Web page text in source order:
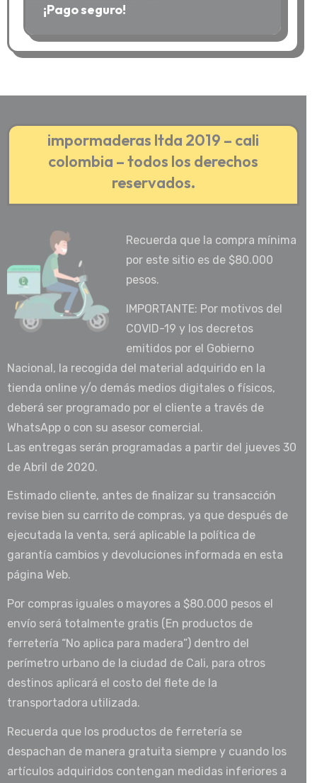
¡Pago seguro!
impormaderas ltda 2019 – cali
colombia – todos los derechos
reservados.
Recuerda que la compra mínima
por este sitio es de $80.000
pesos.
IMPORTANTE: Por motivos del
COVID-19 y los decretos
emitidos por el Gobierno
Nacional, la recogida del material adquirido en la
tienda online y/o demás medios digitales o físicos,
deberá ser programado por el cliente a través de
WhatsApp o con su asesor comercial.
Las entregas serán programadas a partir del jueves 30
de Abril de 2020.
Estimado cliente, antes de finalizar su transacción
revise bien su carrito de compras, ya que después de
ejecutada la venta, será aplicable la política de
garantía cambios y devoluciones informada en esta
página Web.
Por compras iguales o mayores a $80.000 pesos el
envío será totalmente gratis (En productos de
ferretería “No aplica para madera”) dentro del
perímetro urbano de la ciudad de Cali, para otros
destinos aplicará el costo del flete de la
transportadora utilizada.
Recuerda que los productos de ferretería se
despachan de manera gratuita siempre y cuando los
artículos adquiridos contengan medidas inferiores a